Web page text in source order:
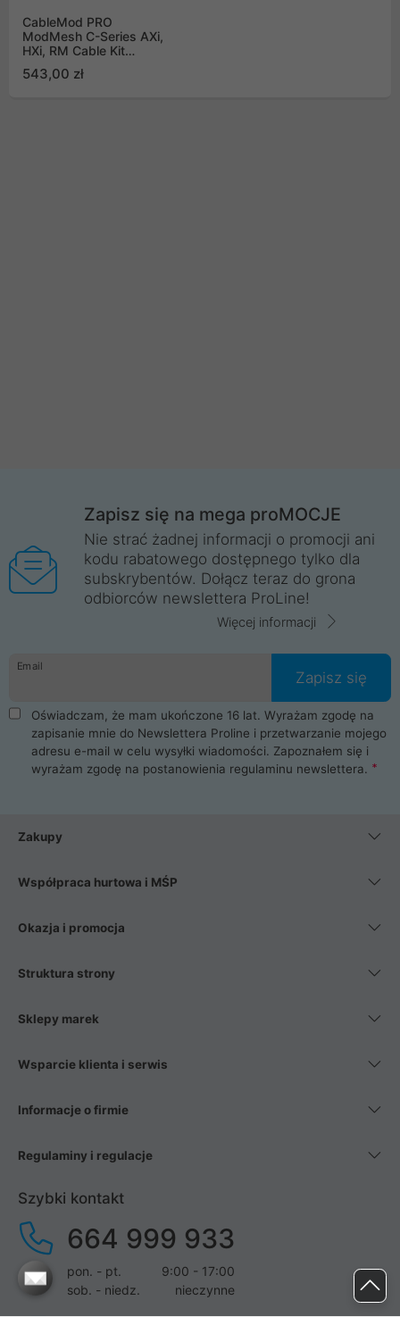
CableMod PRO
ModMesh C-Series AXi,
HXi, RM Cable Kit
543,00 zł
Zapisz się na mega proMOCJE
Nie strać żadnej informacji o promocji ani
kodu rabatowego dostępnego tylko dla
subskrybentów. Dołącz teraz do grona
odbiorców newslettera ProLine!
Więcej informacji
Email
Zapisz się
Oświadczam, że mam ukończone 16 lat. Wyrażam zgodę na
zapisanie mnie do Newslettera Proline i przetwarzanie mojego
adresu e-mail w celu wysyłki wiadomości. Zapoznałem się i
wyrażam zgodę na postanowienia regulaminu newslettera.
Zakupy
Współpraca hurtowa i MŚP
Okazja i promocja
Struktura strony
Sklepy marek
Wsparcie klienta i serwis
Informacje o firmie
Regulaminy i regulacje
Szybki kontakt
664 999 933
pon. - pt.
9:00 - 17:00
sob. - niedz.
nieczynne